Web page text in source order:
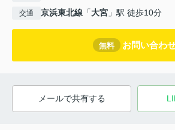
交通 京浜東北線 「大宮 」駅 徒歩10分
無料 お問い合わ
メールで共有する